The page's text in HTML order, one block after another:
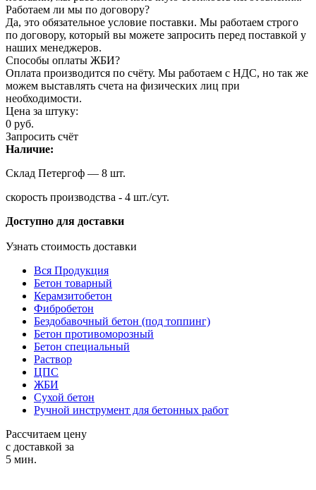
Работаем ли мы по договору?
Да, это обязательное условие поставки. Мы работаем строго
по договору, который вы можете запросить перед поставкой у
наших менеджеров.
Способы оплаты ЖБИ?
Оплата производится по счёту. Мы работаем с НДС, но так же
можем выставлять счета на физических лиц при
необходимости.
Цена за штуку:
0 руб.
Запросить счёт
Наличие:
Склад Петергоф — 8 шт.
скорость производства - 4 шт./сут.
Доступно для доставки
Узнать стоимость доставки
Вся Продукция
Бетон товарный
Керамзитобетон
Фибробетон
Бездобавочный бетон (под топпинг)
Бетон противоморозный
Бетон специальный
Раствор
ЦПС
ЖБИ
Сухой бетон
Ручной инструмент для бетонных работ
Рассчитаем цену
с доставкой за
5 мин.